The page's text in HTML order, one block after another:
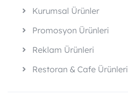
Kurumsal Ürünler
Promosyon Ürünleri
Reklam Ürünleri
Restoran & Cafe Ürünleri